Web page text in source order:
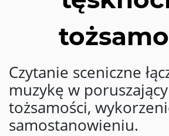
Czytanie sceniczne
muzykę w
tożsamości,
samostanowieniu.